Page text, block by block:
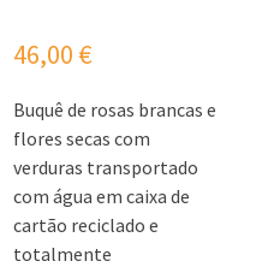
46,00 €
Buquê de rosas brancas e
flores secas com
verduras transportado
com água em caixa de
cartão reciclado e
totalmente